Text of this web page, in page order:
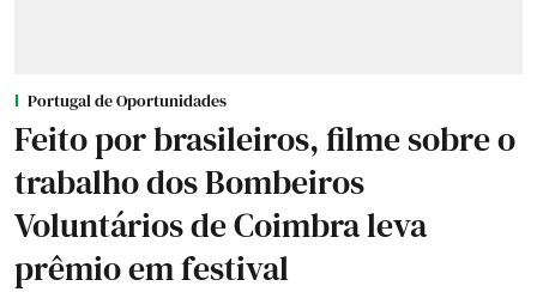
Portugal de Oportunidades
Feito por brasileiros, filme sobre o
trabalho dos Bombeiros
Voluntários de Coimbra leva
prêmio em festival